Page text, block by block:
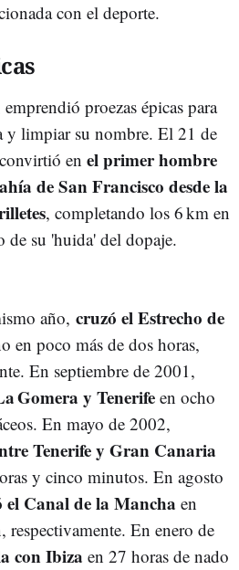
con el deporte.
proezas épicas para
y limpiar su nombre. El 21 de
en el primer hombre
de San Francisco desde la
, completando los 6 km en
su 'huida' del dopaje.
año, cruzó el Estrecho de
en poco más de dos horas,
En septiembre de 2001,
Gomera y Tenerife en ocho
En mayo de 2002,
Tenerife y Gran Canaria
y cinco minutos. En agosto
el Canal de la Mancha en
respectivamente. En enero de
con Ibiza en 27 horas de nado